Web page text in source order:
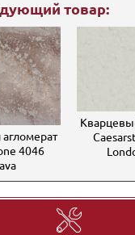
товар:
4046